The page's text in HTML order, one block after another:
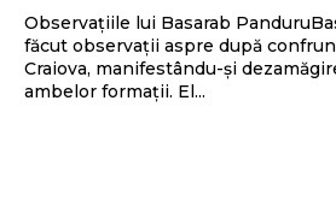
Observațiile lui Basarab
făcut observații aspre după
Craiova, manifestându-și
ambelor formații. El...